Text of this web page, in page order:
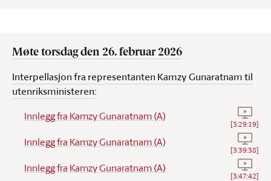
Møte torsdag den 26. februar 2026
Interpellasjon fra representanten Kamzy Gunaratnam til
utenriksministeren:
Innlegg fra Kamzy Gunaratnam (A) Se
[3:29:19]
Innlegg fra Kamzy Gunaratnam (A) Se
[3:39:38]
Innlegg fra Kamzy Gunaratnam (A) Se
[3:47:42]